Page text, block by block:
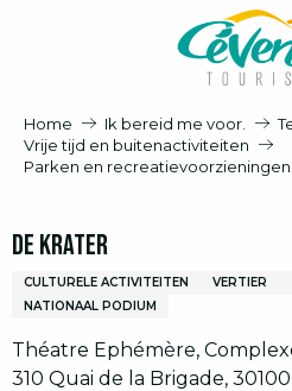
Home Ik bereid me voor.
Vrije tijd en buitenactiviteiten
Parken en recreatievoorzieningen
De Krater
CULTURELE ACTIVITEITEN VERTIER
NATIONAAL PODIUM
Théatre Ephémère,
310 Quai de la Brigade,